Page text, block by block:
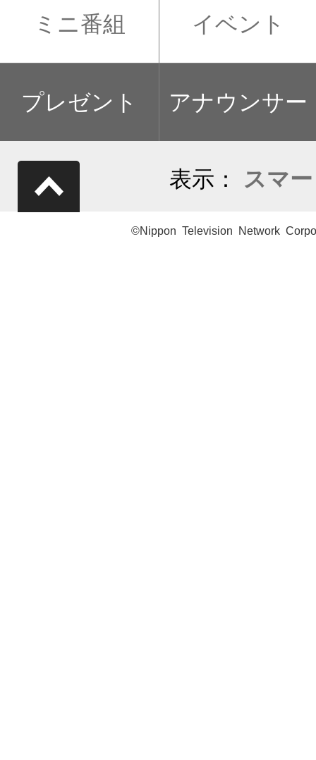
ミニ番組 イベント
プレゼント アナウンサー
表示： スマ
©Nippon Television Network